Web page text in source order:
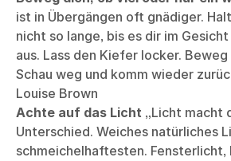
ist in Übergängen oft gnädiger.
nicht so lange, bis es dir im
aus. Lass den Kiefer locker.
Schau weg und komm wieder
Louise Brown
Achte auf das Licht „Licht macht
Unterschied. Weiches natürliches
schmeichelhaftesten.